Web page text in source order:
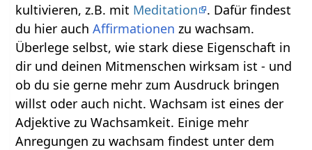
kultivieren, z.B. mit Meditation
. Dafür findest
du hier auchAffirmationen zu wachsam.
Überlege selbst, wie stark diese Eigenschaft in
dir und deinen Mitmenschen wirksam ist - und
ob du sie gerne mehr zum Ausdruck bringen
willst oder auch nicht. Wachsam ist eines der
Adjektive zu Wachsamkeit. Einige mehr
Anregungen zu wachsam findest unter dem